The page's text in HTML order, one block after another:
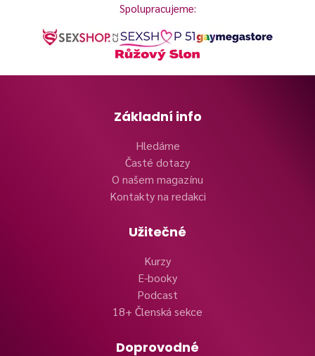
Spolupracujeme:
Základní info
Hledáme
Časté dotazy
O našem magazínu
Kontakty na redakci
Užitečné
Kurzy
E-booky
Podcast
18+ Členská sekce
Doprovodné